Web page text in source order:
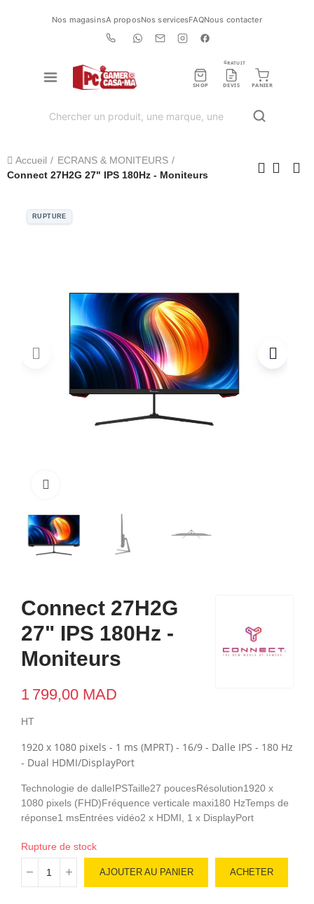
Nos magasinsA proposNos servicesFAQNous contacter
SHOP DEVIS
GRATUIT
PANIER
Accueil
ECRANS & MONITEURS
Connect 27H2G 27" IPS 180Hz - Moniteurs
RUPTURE
Connect 27H2G
27" IPS 180Hz -
Moniteurs
1 799,00 MAD
HT
1920 x 1080 pixels - 1 ms (MPRT) - 16/9 - Dalle IPS - 180 Hz
- Dual HDMI/DisplayPort
Technologie de dalleIPSTaille27 poucesRésolution1920 x
1080 pixels (FHD)Fréquence verticale maxi180 HzTemps de
réponse1 msEntrées vidéo2 x HDMI, 1 x DisplayPort
Rupture de stock
AJOUTER AU PANIER ACHETER